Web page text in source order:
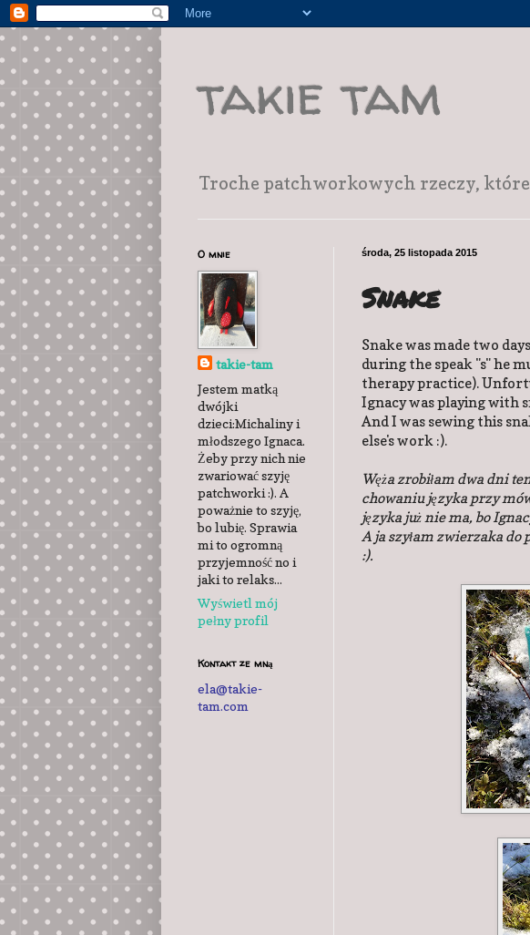
takie tam
Troche patchworkowych rzeczy,
środa, 25 listopada 2015
Snake
Snake was made two
during the speak "s" he
therapy practice).
Ignacy was playing with
And I was sewing this
else's work :).
Węża zrobiłam dwa dni
chowaniu języka przy
języka już nie ma, bo
A ja szyłam zwierzaka do
:).
O mnie
takie-tam
Jestem matką
dwójki
dzieci:Michaliny i
młodszego Ignaca.
Żeby przy nich nie
zwariować szyję
patchworki :). A
poważnie to szyję,
bo lubię. Sprawia
mi to ogromną
przyjemność no i
jaki to relaks...
Wyświetl mój
pełny profil
Kontakt ze mną
ela@takie-
tam.com